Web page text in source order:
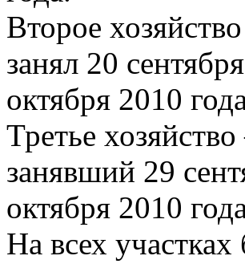
Второе
занял 20
октября 2010
Третье
занявший 29
октября 2010
На всех